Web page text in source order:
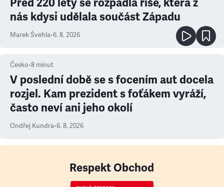
Před 220 lety se rozpadla říše, která z
nás kdysi udělala součást Západu
Marek Švehla•6. 8. 2026
Česko•8 minut
V poslední době se s focením aut docela
rozjel. Kam prezident s foťákem vyráží,
často neví ani jeho okolí
Ondřej Kundra•6. 8. 2026
Respekt Obchod